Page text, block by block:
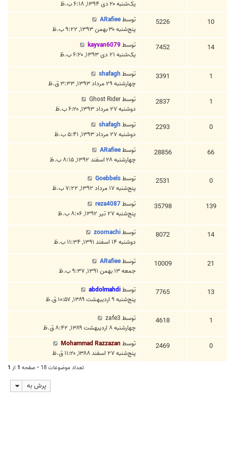
یک‌شنبه ۲۰ دی ۱۳۹۴, ۶:۱۸ ب.ظ
10
5226 توسطARafiee
پنج‌شنبه ۳۰ بهمن ۱۳۹۳, ۹:۲۲ ب.ظ
14
7452 توسطkayvan6079
یک‌شنبه ۲۱ دی ۱۳۹۳, ۶:۲۰ ب.ظ
1
3391 توسط shafagh
چهارشنبه ۲۹ مرداد ۱۳۹۳, ۳:۳۳ ق.ظ
1
2837 توسطGhost Rider
دوشنبه ۲۷ مرداد ۱۳۹۳, ۶:۲۰ ب.ظ
0
2293 توسط shafagh
دوشنبه ۲۷ مرداد ۱۳۹۳, ۵:۴۱ ب.ظ
66
28856 توسطARafiee
چهارشنبه ۲۸ اسفند ۱۳۹۲, ۸:۱۵ ب.ظ
0
2531 توسطGoebbels
پنج‌شنبه ۱۷ مرداد ۱۳۹۲, ۷:۲۲ ب.ظ
139
35798 توسطreza4087
پنج‌شنبه ۲۷ تیر ۱۳۹۲, ۸:۰۶ ب.ظ
14
8072 توسطzoornachi
دوشنبه ۱۴ اسفند ۱۳۹۱, ۱۱:۳۴ ب.ظ
21
10009 توسطARafiee
جمعه ۱۳ بهمن ۱۳۹۱, ۹:۳۷ ب.ظ
13
7765 توسطabdolmahdi
پنج‌شنبه ۹ اردیبهشت ۱۳۸۹, ۱۰:۵۷ ق.ظ
1
4618 توسط zafe3
چهارشنبه ۸ اردیبهشت ۱۳۸۹, ۸:۴۲ ق.ظ
0
2469 توسطMohammad Razzazan
پنج‌شنبه ۲۷ اسفند ۱۳۸۸, ۱۱:۲۰ ق.ظ
تعداد موضوعات 18 • صفحه 1 از 1
پرش به